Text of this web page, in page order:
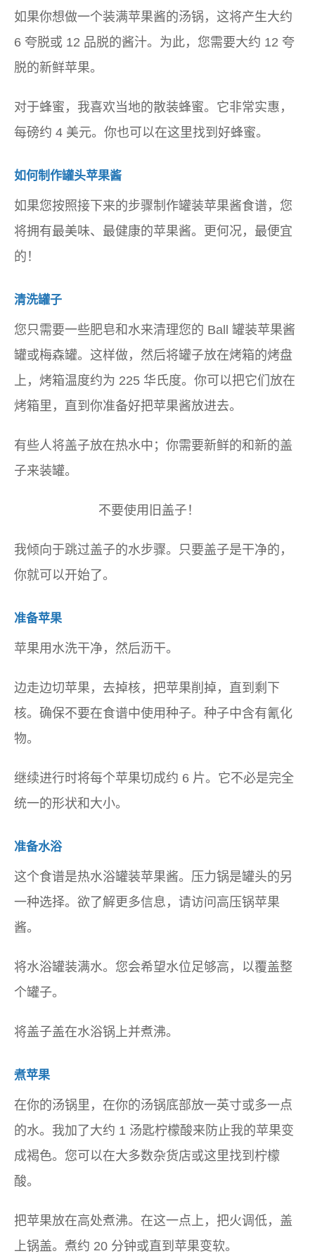
如果你想做一个装满苹果酱的汤锅，这将产生大约
6 夸脱或 12 品脱的酱汁。为此，您需要大约 12 夸
脱的新鲜苹果。
对于蜂蜜，我喜欢当地的散装蜂蜜。它非常实惠，
每磅约 4 美元。你也可以在这里找到好蜂蜜。
如何制作罐头苹果酱
如果您按照接下来的步骤制作罐装苹果酱食谱，您
将拥有最美味、最健康的苹果酱。更何况，最便宜
的！
清洗罐子
您只需要一些肥皂和水来清理您的 Ball 罐装苹果酱
罐或梅森罐。这样做，然后将罐子放在烤箱的烤盘
上，烤箱温度约为 225 华氏度。你可以把它们放在
烤箱里，直到你准备好把苹果酱放进去。
有些人将盖子放在热水中；你需要新鲜的和新的盖
子来装罐。
不要使用旧盖子！
我倾向于跳过盖子的水步骤。只要盖子是干净的，
你就可以开始了。
准备苹果
苹果用水洗干净，然后沥干。
边走边切苹果，去掉核，把苹果削掉，直到剩下
核。确保不要在食谱中使用种子。种子中含有氰化
物。
继续进行时将每个苹果切成约 6 片。它不必是完全
统一的形状和大小。
准备水浴
这个食谱是热水浴罐装苹果酱。压力锅是罐头的另
一种选择。欲了解更多信息，请访问高压锅苹果
酱。
将水浴罐装满水。您会希望水位足够高，以覆盖整
个罐子。
将盖子盖在水浴锅上并煮沸。
煮苹果
在你的汤锅里，在你的汤锅底部放一英寸或多一点
的水。我加了大约 1 汤匙柠檬酸来防止我的苹果变
成褐色。您可以在大多数杂货店或这里找到柠檬
酸。
把苹果放在高处煮沸。在这一点上，把火调低，盖
上锅盖。煮约 20 分钟或直到苹果变软。